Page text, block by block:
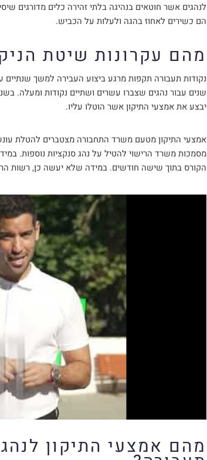
לנהגים אשר חוטאים בנהיגה בלתי זהירה כלים מדורגים
הם כשירים לאחוז בהגה ולעלות על הכביש.
מהם עקרונות שיטת
נקודות תעבורה תקפות מרגע ביצוע העבירה למשך
שנים עבור נהגים שצברו עשרים ושתיים נקודות ומעלה.
יבצע את אמצעי התיקון אשר הוטלו עליו.
אמצעי התיקון מטעם משרד התחבורה מצטברים להטלת
מסמכות משרד הרישוי להטיל על נהג סנקציות נוספות.
הקורס בתוך שישה חודשים. במידה שלא יעשה כן, רשות
מהם אמצעי התיקון